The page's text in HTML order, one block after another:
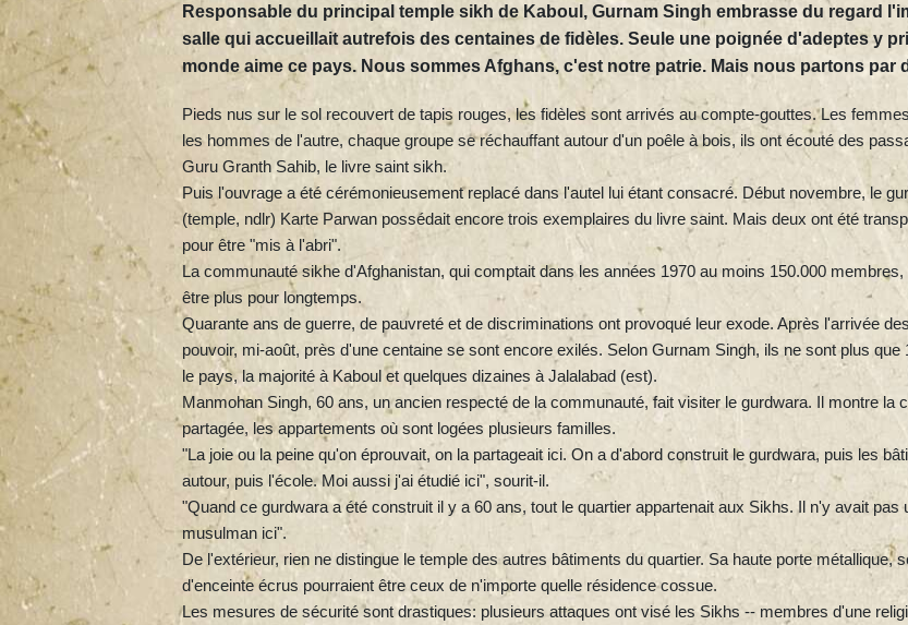
Responsable du principal temple sikh de Kaboul, Gurnam Singh embrasse du regard
salle qui accueillait autrefois des centaines de fidèles. Seule une poignée d'adeptes y
monde aime ce pays. Nous sommes Afghans, c'est notre patrie. Mais nous partons par
Pieds nus sur le sol recouvert de tapis rouges, les fidèles sont arrivés au compte-gouttes. Les
les hommes de l'autre, chaque groupe se réchauffant autour d'un poêle à bois, ils ont écouté des
Guru Granth Sahib, le livre saint sikh.
Puis l'ouvrage a été cérémonieusement replacé dans l'autel lui étant consacré. Début novembre, le
(temple, ndlr) Karte Parwan possédait encore trois exemplaires du livre saint. Mais deux ont été
pour être "mis à l'abri".
La communauté sikhe d'Afghanistan, qui comptait dans les années 1970 au moins 150.000 membres,
être plus pour longtemps.
Quarante ans de guerre, de pauvreté et de discriminations ont provoqué leur exode. Après l'arrivée
pouvoir, mi-août, près d'une centaine se sont encore exilés. Selon Gurnam Singh, ils ne sont plus que
le pays, la majorité à Kaboul et quelques dizaines à Jalalabad (est).
Manmohan Singh, 60 ans, un ancien respecté de la communauté, fait visiter le gurdwara. Il montre la
partagée, les appartements où sont logées plusieurs familles.
"La joie ou la peine qu'on éprouvait, on la partageait ici. On a d'abord construit le gurdwara, puis les
autour, puis l'école. Moi aussi j'ai étudié ici", sourit-il.
"Quand ce gurdwara a été construit il y a 60 ans, tout le quartier appartenait aux Sikhs. Il n'y avait pas
musulman ici".
De l'extérieur, rien ne distingue le temple des autres bâtiments du quartier. Sa haute porte métallique,
d'enceinte écrus pourraient être ceux de n'importe quelle résidence cossue.
Les mesures de sécurité sont drastiques: plusieurs attaques ont visé les Sikhs -- membres d'une